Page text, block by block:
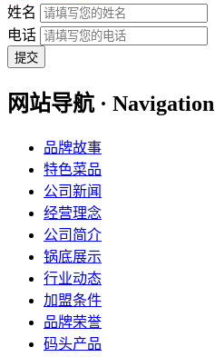
姓名
电话
提交
网站导航 · Navigation
品牌故事
特色菜品
公司新闻
经营理念
公司简介
锅底展示
行业动态
加盟条件
品牌荣誉
码头产品